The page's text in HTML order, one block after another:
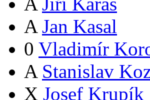
A Jan Kasal
0 Vladimír
A Stanislav
X Josef Krupík